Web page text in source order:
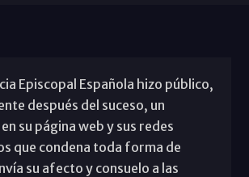
Episcopal Española hizo público,
después del suceso, un
su página web y sus redes
que condena toda forma de
su afecto y consuelo a las